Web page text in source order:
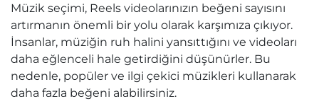
Müzik seçimi, Reels videolarınızın beğeni sayısını
artırmanın önemli bir yolu olarak karşımıza çıkıyor.
İnsanlar, müziğin ruh halini yansıttığını ve videoları
daha eğlenceli hale getirdiğini düşünürler. Bu
nedenle, popüler ve ilgi çekici müzikleri kullanarak
daha fazla beğeni alabilirsiniz.